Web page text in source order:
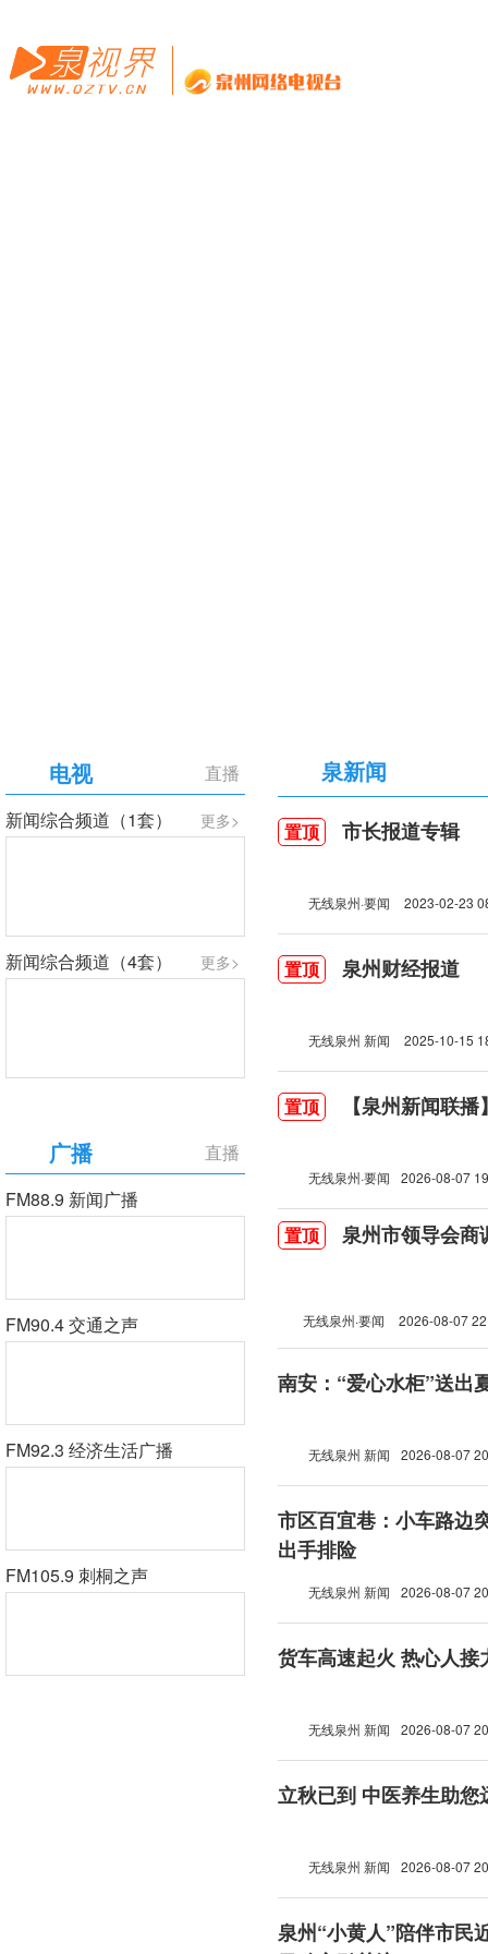
直播
电视
更多>
新闻综合频道（1套）
更多>
新闻综合频道（4套）
直播
广播
FM88.9 新闻广播
FM90.4 交通之声
FM92.3 经济生活广播
FM105.9 刺桐之声
泉新闻
置顶 市长报道专辑
无线泉州·要闻 2023-02-23
置顶 泉州财经报道
无线泉州 新闻 2025-10-15
置顶 【泉州新闻联
无线泉州·要闻 2026-08-07
置顶 泉州市领导会商
无线泉州·要闻 2026-08-07
南安：“爱心水柜”送出
无线泉州 新闻 2026-08-07
市区百宜巷：小车路边
出手排险
无线泉州 新闻 2026-08-07
货车高速起火 热心人接
无线泉州 新闻 2026-08-07
立秋已到 中医养生助您
无线泉州 新闻 2026-08-07
泉州“小黄人”陪伴市民